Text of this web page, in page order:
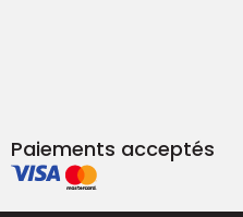
Paiements acceptés